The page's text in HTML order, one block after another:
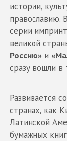
истории,
православию.
серии
великой
Россию» и
сразу вошли в
Развивается
странах, как
Латинской
бумажных